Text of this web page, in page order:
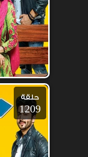
حلقة
1209